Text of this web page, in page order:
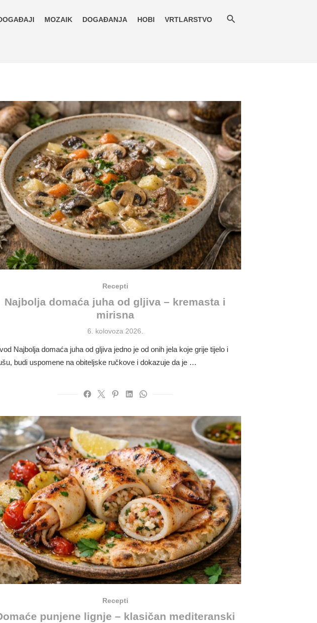
MOZAIK DOGAĐANJA HOBI VRTLARSTVO
Recepti
Najbolja domaća juha od gljiva – kremasta i
mirisna
Posted
6. kolovoza 2026.
Najbolja domaća juha od gljiva jedno je od onih jela koje grije tijelo i
budi uspomene na obiteljske ručkove i dokazuje da je …
Recepti
punjene lignje – klasičan mediteranski